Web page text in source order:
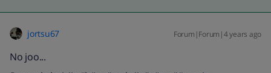
jortsu67 Forum|Forum|4 years ago
No joo...